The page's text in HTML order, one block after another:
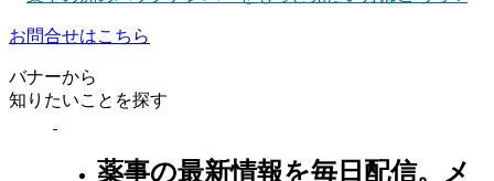
お問合せはこちら
バナーから
知りたいことを探す
薬事の最新情報を毎日配信。メ